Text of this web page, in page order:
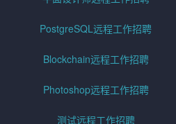
PostgreSQL远程工作招聘
Blockchain远程工作招聘
Photoshop远程工作招聘
测试远程工作招聘